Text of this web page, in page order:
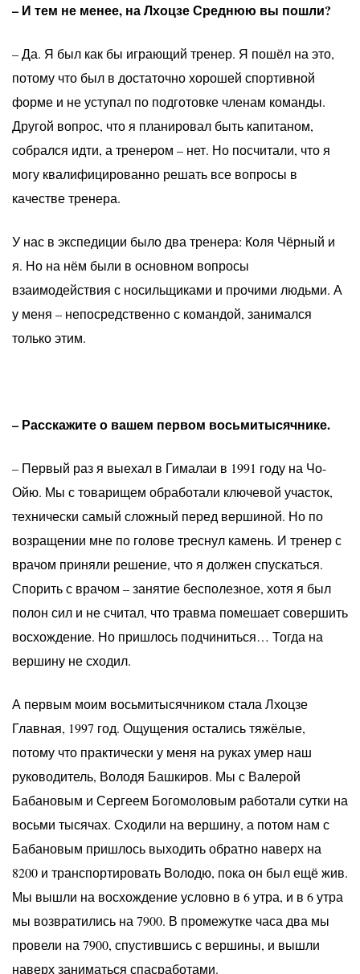
– И тем не менее, на Лхоцзе Среднюю вы пошли?
– Да. Я был как бы играющий тренер. Я пошёл на это,
потому что был в достаточно хорошей спортивной
форме и не уступал по подготовке членам команды.
Другой вопрос, что я планировал быть капитаном,
собрался идти, а тренером – нет. Но посчитали, что я
могу квалифицированно решать все вопросы в
качестве тренера.
У нас в экспедиции было два тренера: Коля Чёрный и
я. Но на нём были в основном вопросы
взаимодействия с носильщиками и прочими людьми. А
у меня – непосредственно с командой, занимался
только этим.
– Расскажите о вашем первом восьмитысячнике.
– Первый раз я выехал в Гималаи в 1991 году на Чо-
Ойю. Мы с товарищем обработали ключевой участок,
технически самый сложный перед вершиной. Но по
возращении мне по голове треснул камень. И тренер с
врачом приняли решение, что я должен спускаться.
Спорить с врачом – занятие бесполезное, хотя я был
полон сил и не считал, что травма помешает совершить
восхождение. Но пришлось подчиниться… Тогда на
вершину не сходил.
А первым моим восьмитысячником стала Лхоцзе
Главная, 1997 год. Ощущения остались тяжёлые,
потому что практически у меня на руках умер наш
руководитель, Володя Башкиров. Мы с Валерой
Бабановым и Сергеем Богомоловым работали сутки на
восьми тысячах. Сходили на вершину, а потом нам с
Бабановым пришлось выходить обратно наверх на
8200 и транспортировать Володю, пока он был ещё жив.
Мы вышли на восхождение условно в 6 утра, и в 6 утра
мы возвратились на 7900. В промежутке часа два мы
провели на 7900, спустившись с вершины, и вышли
наверх заниматься спасработами.